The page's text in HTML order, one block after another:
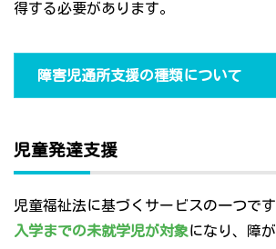
得する必要があります。
障害児通所支援の種類について
児童発達支援
児童福祉法に基づくサービスの一つです
入学までの未就学児が対象になり、障